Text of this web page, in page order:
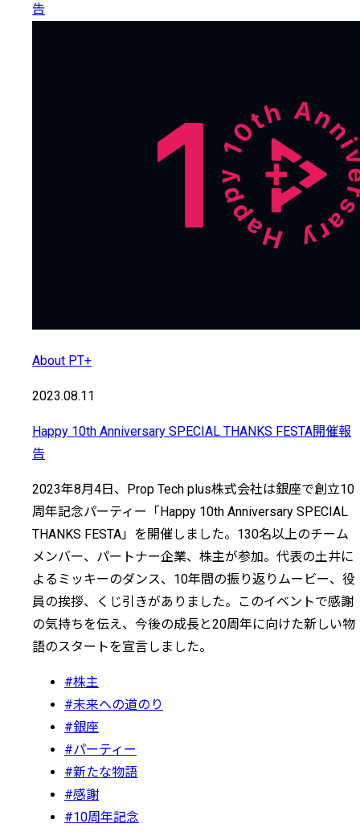
告
About PT+
2023.08.11
Happy 10th Anniversary SPECIAL THANKS FESTA開催報
告
2023年8月4日、Prop Tech plus株式会社は銀座で創立10
周年記念パーティー「Happy 10th Anniversary SPECIAL
THANKS FESTA」を開催しました。130名以上のチーム
メンバー、パートナー企業、株主が参加。代表の土井に
よるミッキーのダンス、10年間の振り返りムービー、役
員の挨拶、くじ引きがありました。このイベントで感謝
の気持ちを伝え、今後の成長と20周年に向けた新しい物
語のスタートを宣言しました。
#株主
#未来への道のり
#銀座
#パーティー
#新たな物語
#感謝
#10周年記念